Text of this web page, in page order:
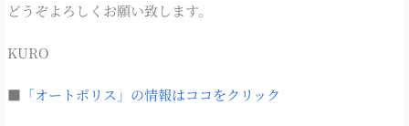
どうぞよろしくお願い致します。
KURO
■ 「オートポリス」の情報はココをクリック